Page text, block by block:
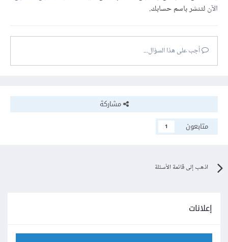
الآنلتنشر باسم حسابك.
أجب على هذا السؤال...
مشاركة
متابعون
1
اذهب إلى قائمة الأسئلة
إعلانات